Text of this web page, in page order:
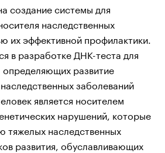
создание системы для
наследственных
их эффективной профилактики.
в разработке ДНК-теста для
определяющих развитие
заболеваний
является носителем
нарушений, которые
тяжелых наследственных
развития, обуславливающих